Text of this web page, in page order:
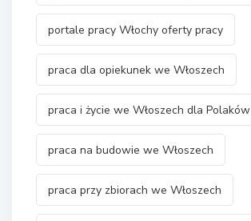
portale pracy Włochy oferty pracy
praca dla opiekunek we Włoszech
praca i życie we Włoszech dla Polaków
praca na budowie we Włoszech
praca przy zbiorach we Włoszech